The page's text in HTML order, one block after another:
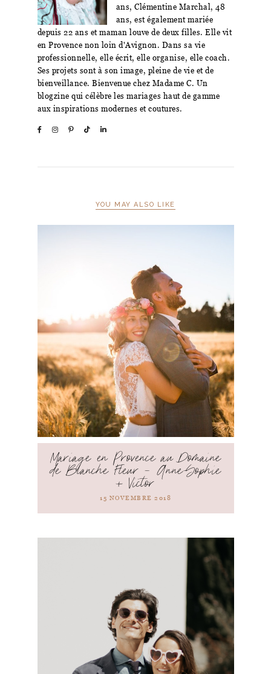
ans, Clémentine Marchal, 48
ans, est également mariée
depuis 22 ans et maman louve de deux filles. Elle vit
en Provence non loin d'Avignon. Dans sa vie
professionnelle, elle écrit, elle organise, elle coach.
Ses projets sont à son image, pleine de vie et de
bienveillance. Bienvenue chez Madame C. Un
blogzine qui célèbre les mariages haut de gamme
aux inspirations modernes et coutures.
YOU MAY ALSO LIKE
Mariage en Provence au Domaine
de Blanche Fleur – Anne-Sophie
+ Victor
15 NOVEMBRE 2018